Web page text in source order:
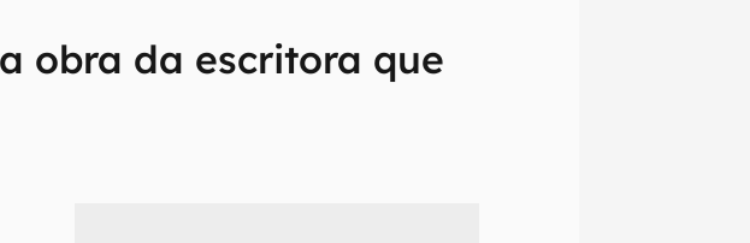
obra da escritora que
sobre tecnologia em primeira